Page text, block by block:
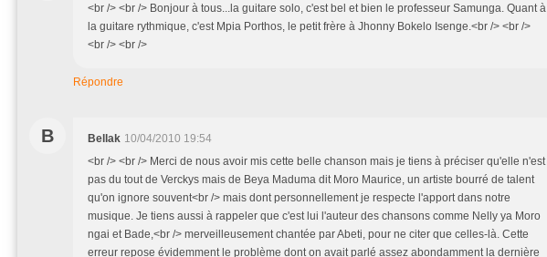
<br /> <br /> Bonjour à tous...la guitare solo, c'est bel et bien le professeur Samunga. Quant à
la guitare rythmique, c'est Mpia Porthos, le petit frère à Jhonny Bokelo Isenge.<br /> <br />
<br /> <br />
Répondre
B Bellak 10/04/2010 19:54
<br /> <br /> Merci de nous avoir mis cette belle chanson mais je tiens à préciser qu'elle n'est
pas du tout de Verckys mais de Beya Maduma dit Moro Maurice, un artiste bourré de talent
qu'on ignore souvent<br /> mais dont personnellement je respecte l'apport dans notre
musique. Je tiens aussi à rappeler que c'est lui l'auteur des chansons comme Nelly ya Moro
ngai et Bade,<br /> merveilleusement chantée par Abeti, pour ne citer que celles-là. Cette
erreur repose évidemment le problème dont on avait parlé assez abondamment la dernière